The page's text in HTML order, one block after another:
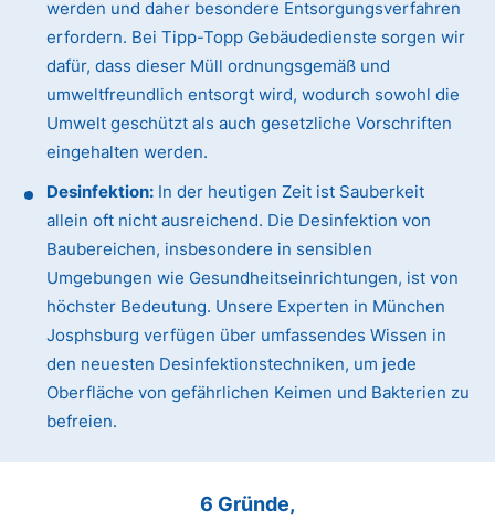
werden und daher besondere Entsorgungsverfahren
erfordern. Bei Tipp-Topp Gebäudedienste sorgen wir
dafür, dass dieser Müll ordnungsgemäß und
umweltfreundlich entsorgt wird, wodurch sowohl die
Umwelt geschützt als auch gesetzliche Vorschriften
eingehalten werden.
Desinfektion: In der heutigen Zeit ist Sauberkeit
allein oft nicht ausreichend. Die Desinfektion von
Baubereichen, insbesondere in sensiblen
Umgebungen wie Gesundheitseinrichtungen, ist von
höchster Bedeutung. Unsere Experten in München
Josphsburg verfügen über umfassendes Wissen in
den neuesten Desinfektionstechniken, um jede
Oberfläche von gefährlichen Keimen und Bakterien zu
befreien.
6 Gründe,